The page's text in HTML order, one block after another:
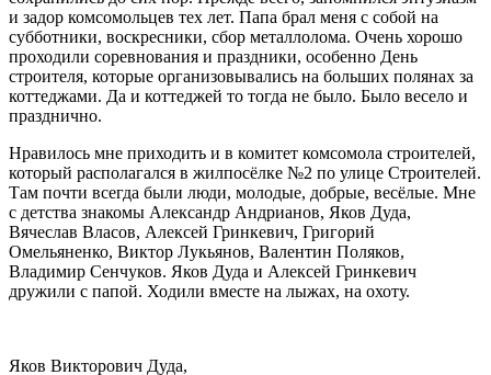
и задор комсомольцев тех лет. Папа брал меня с собой на
субботники, воскресники, сбор металлолома. Очень хорошо
проходили соревнования и праздники, особенно День
строителя, которые организовывались на больших полянах за
коттеджами. Да и коттеджей то тогда не было. Было весело и
празднично.
Нравилось мне приходить и в комитет комсомола строителей,
который располагался в жилпосёлке №2 по улице Строителей.
Там почти всегда были люди, молодые, добрые, весёлые. Мне
с детства знакомы Александр Андрианов, Яков Дуда,
Вячеслав Власов, Алексей Гринкевич, Григорий
Омельяненко, Виктор Лукьянов, Валентин Поляков,
Владимир Сенчуков. Яков Дуда и Алексей Гринкевич
дружили с папой. Ходили вместе на лыжах, на охоту.
Яков Викторович Дуда,